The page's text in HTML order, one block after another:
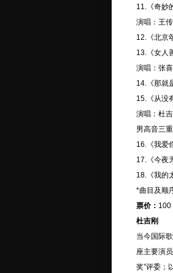
11.《奇妙
演唱：王
12.《北京
13.《女人
演唱：张
14.《那就
15.《从没
演唱：杜吉
男高音三重
16.《我爱
17.《今夜
18.《我的
*曲目及顺
票价： 100
杜吉刚
当今国际
座主要演
奖”评委；